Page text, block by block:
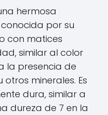
hermosa
por su
con matices
similar al color
la presencia de
otros minerales. Es
dura, similar a
dureza de 7 en la